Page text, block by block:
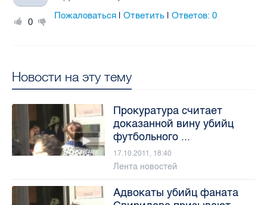
0
Пожаловаться |Ответить |Ответов:0
Новости на эту тему
Прокуратура считает
доказанной вину убийц
футбольного ...
17.10.2011, 18:40
Лента новостей
Адвокаты убийц фаната